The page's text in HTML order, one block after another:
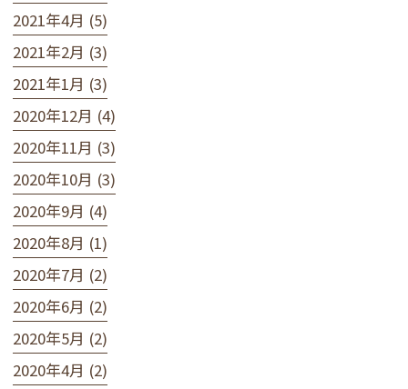
2021年4月 (5)
2021年2月 (3)
2021年1月 (3)
2020年12月 (4)
2020年11月 (3)
2020年10月 (3)
2020年9月 (4)
2020年8月 (1)
2020年7月 (2)
2020年6月 (2)
2020年5月 (2)
2020年4月 (2)